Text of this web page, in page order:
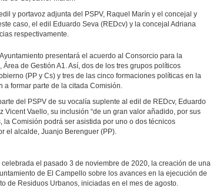
y portavoz adjunta del PSPV, Raquel Marín y el concejal y
caso, el edil Eduardo Seva (REDcv) y la concejal Adriana
respectivamente.
presentará el acuerdo al Consorcio para la
de Gestión A1. Así, dos de los tres grupos políticos
(PP y Cs) y tres de las cinco formaciones políticas en la
a formar parte de la citada Comisión.
del PSPV de su vocalía suplente al edil de REDcv, Eduardo
Vicent Vaello, su inclusión “de un gran valor añadido, por sus
la Comisión podrá ser asistida por uno o dos técnicos
el alcalde, Juanjo Berenguer (PP).
el pasado 3 de noviembre de 2020, la creación de una
de El Campello sobre los avances en la ejecución de
de Residuos Urbanos, iniciadas en el mes de agosto.